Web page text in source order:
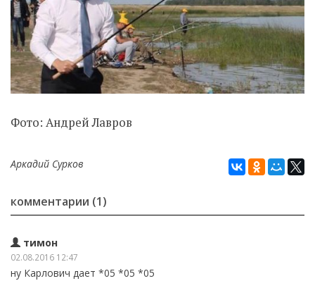
Фото: Андрей Лавров
Аркадий Сурков
комментарии (1)
тимон
02.08.2016 12:47
ну Карлович дает *05 *05 *05